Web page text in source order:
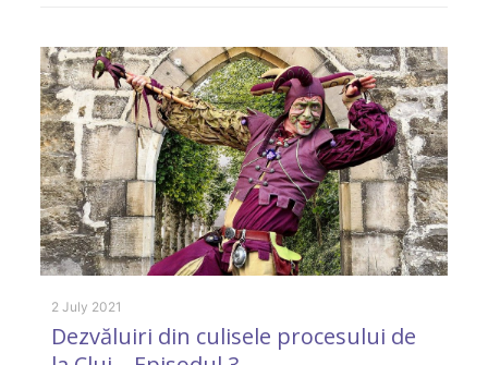
2 July 2021
Dezvăluiri din culisele procesului de